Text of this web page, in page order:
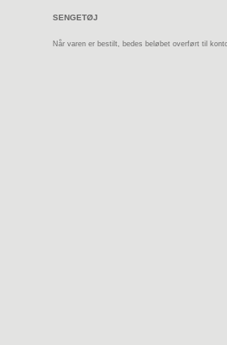
SENGETØJ
Når varen er bestilt, bedes beløbet overført til